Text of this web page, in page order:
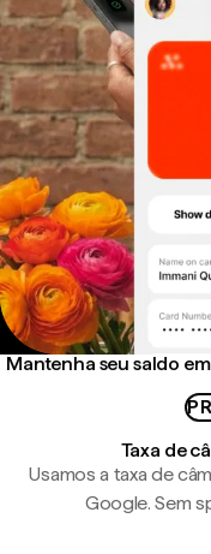
Mantenha seu saldo
Taxa de
Usamos a taxa de
Google. Sem